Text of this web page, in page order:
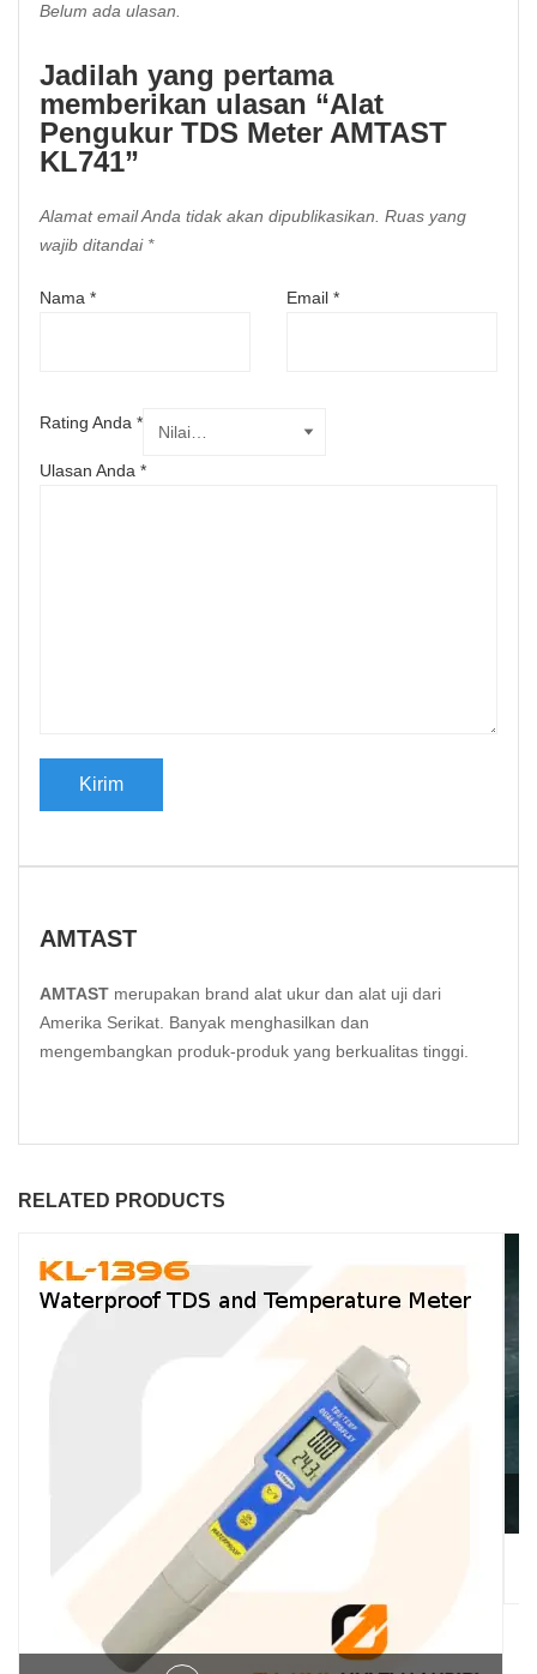
Belum ada ulasan.
Jadilah yang pertama
memberikan ulasan “Alat
Pengukur TDS Meter AMTAST
KL741”
Alamat email Anda tidak akan dipublikasikan. Ruas yang
wajib ditandai *
Nama * Email *
Rating Anda *
Ulasan Anda *
AMTAST
AMTAST merupakan brand alat ukur dan alat uji dari
Amerika Serikat. Banyak menghasilkan dan
mengembangkan produk-produk yang berkualitas tinggi.
RELATED PRODUCTS